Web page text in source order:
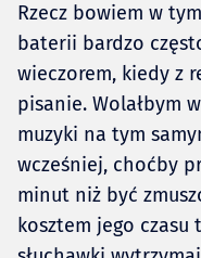
Rzecz bowiem w
baterii bardzo
wieczorem, kiedy z
pisanie. Wolałbym
muzyki na tym
wcześniej, choćby
minut niż być
kosztem jego